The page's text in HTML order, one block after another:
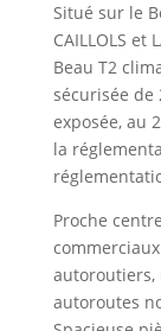
Situé sur le
CAILLOLS et
Beau T2
sécurisée de
exposée, au
la
Proche
autoroutiers,
autoroutes